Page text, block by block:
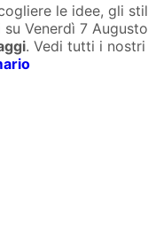
le idee, gli
su Venerdì 7
. Vedi tutti i